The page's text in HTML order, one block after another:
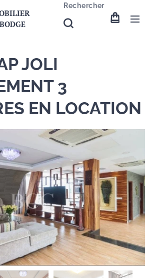
Rechercher
JOLI
3
EN LOCATION